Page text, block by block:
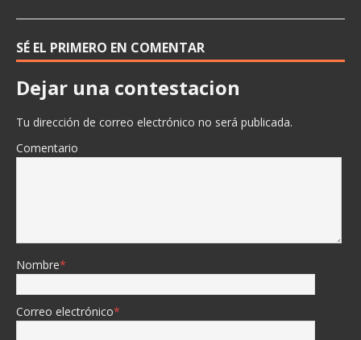
SÉ EL PRIMERO EN COMENTAR
Dejar una contestacion
Tu dirección de correo electrónico no será publicada.
Comentario
Nombre*
Correo electrónico*